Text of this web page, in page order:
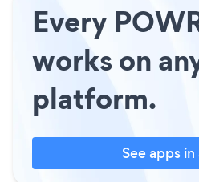
Every
works on
platform.
See apps